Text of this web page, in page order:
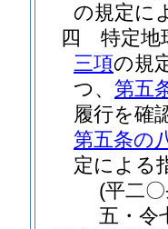
の規定に
四
特定地
三項の規
つ、 第五
履行を確
第五条の
定による
(平二
五・令